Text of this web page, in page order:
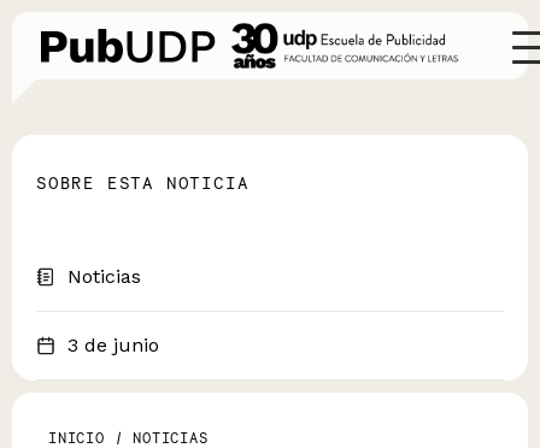
SOBRE ESTA NOTICIA
Noticias
3 de junio
INICIO / NOTICIAS